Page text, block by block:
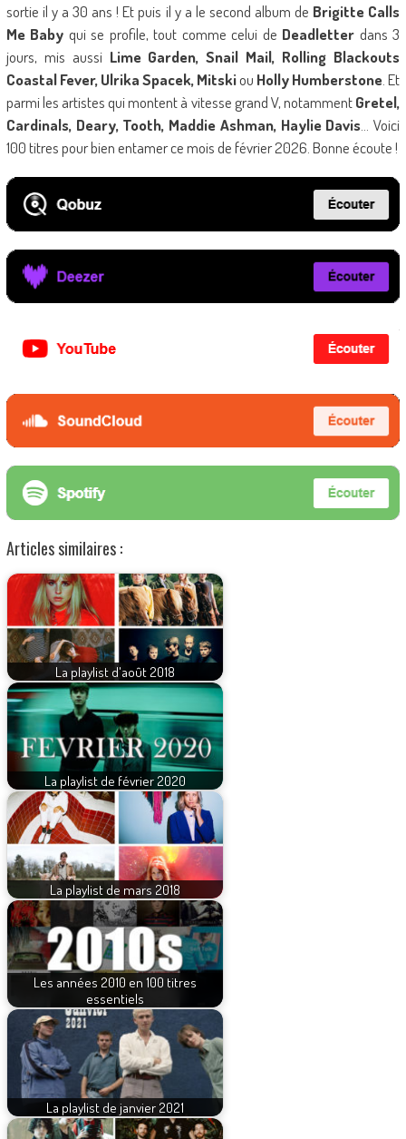
sortie il y a 30 ans ! Et puis il y a le second album de Brigitte Calls
Me Baby qui se profile, tout comme celui de Deadletter dans 3
jours, mis aussi Lime Garden, Snail Mail, Rolling Blackouts
Coastal Fever, Ulrika Spacek, Mitskiou Holly Humberstone. Et
parmi les artistes qui montent à vitesse grand V, notammentGretel,
Cardinals, Deary, Tooth, Maddie Ashman, Haylie Davis… Voici
100 titres pour bien entamer ce mois de février 2026. Bonne écoute !
Articles similaires :
La playlist d'août 2018
La playlist de février 2020
La playlist de mars 2018
Les années 2010 en 100 titres
essentiels
La playlist de janvier 2021